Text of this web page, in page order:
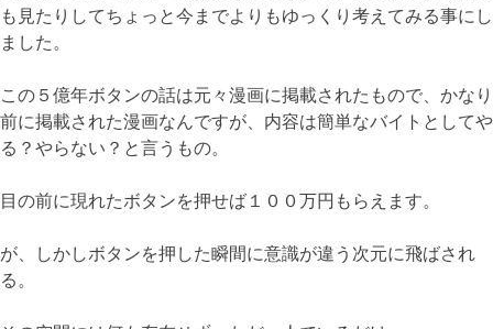
も見たりしてちょっと今までよりもゆっくり考えてみる事にし
ました。
この５億年ボタンの話は元々漫画に掲載されたもので、かなり
前に掲載された漫画なんですが、内容は簡単なバイトとしてや
る？やらない？と言うもの。
目の前に現れたボタンを押せば１００万円もらえます。
が、しかしボタンを押した瞬間に意識が違う次元に飛ばされ
る。